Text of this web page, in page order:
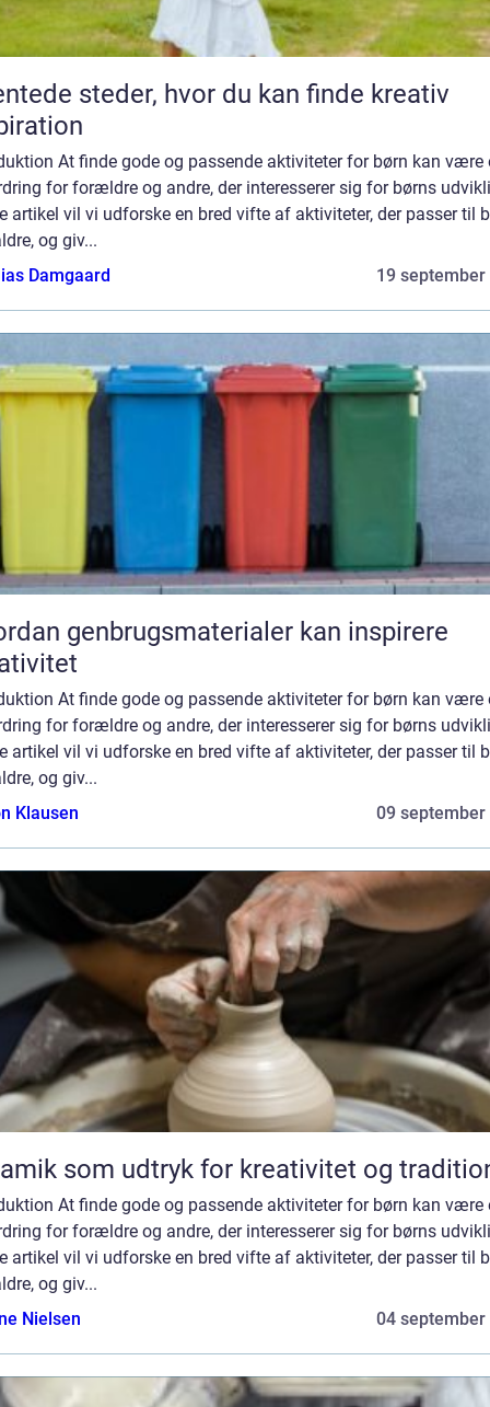
steder, hvor du kan finde kreativ
At finde gode og passende aktiviteter for børn kan være
for forældre og andre, der interesserer sig for børns
artikel vil vi udforske en bred vifte af aktiviteter, der passer til
og giv...
Damgaard
19 september
genbrugsmaterialer kan inspirere
At finde gode og passende aktiviteter for børn kan være
for forældre og andre, der interesserer sig for børns
artikel vil vi udforske en bred vifte af aktiviteter, der passer til
og giv...
Klausen
09 september
som udtryk for kreativitet og
At finde gode og passende aktiviteter for børn kan være
for forældre og andre, der interesserer sig for børns
artikel vil vi udforske en bred vifte af aktiviteter, der passer til
og giv...
Nielsen
04 september